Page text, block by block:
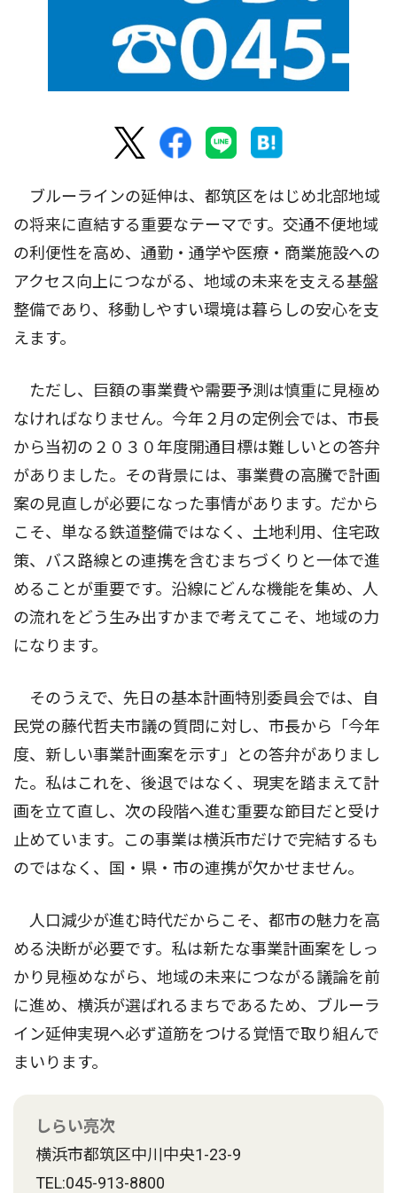
ブルーラインの延伸は、都筑区をはじめ北部地域
の将来に直結する重要なテーマです。交通不便地域
の利便性を高め、通勤・通学や医療・商業施設への
アクセス向上につながる、地域の未来を支える基盤
整備であり、移動しやすい環境は暮らしの安心を支
えます。
ただし、巨額の事業費や需要予測は慎重に見極め
なければなりません。今年２月の定例会では、市長
から当初の２０３０年度開通目標は難しいとの答弁
がありました。その背景には、事業費の高騰で計画
案の見直しが必要になった事情があります。だから
こそ、単なる鉄道整備ではなく、土地利用、住宅政
策、バス路線との連携を含むまちづくりと一体で進
めることが重要です。沿線にどんな機能を集め、人
の流れをどう生み出すかまで考えてこそ、地域の力
になります。
そのうえで、先日の基本計画特別委員会では、自
民党の藤代哲夫市議の質問に対し、市長から「今年
度、新しい事業計画案を示す」との答弁がありまし
た。私はこれを、後退ではなく、現実を踏まえて計
画を立て直し、次の段階へ進む重要な節目だと受け
止めています。この事業は横浜市だけで完結するも
のではなく、国・県・市の連携が欠かせません。
人口減少が進む時代だからこそ、都市の魅力を高
める決断が必要です。私は新たな事業計画案をしっ
かり見極めながら、地域の未来につながる議論を前
に進め、横浜が選ばれるまちであるため、ブルーラ
イン延伸実現へ必ず道筋をつける覚悟で取り組んで
まいります。
しらい亮次
横浜市都筑区中川中央1-23-9
TEL:045-913-8800